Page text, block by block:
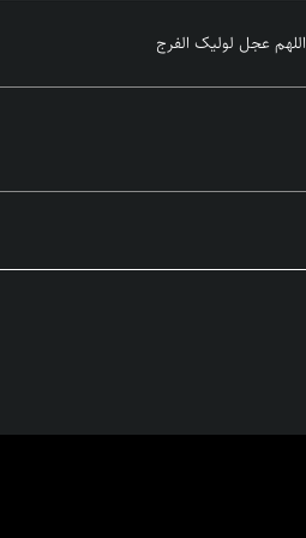
اللهم عجل لولیک الفرج